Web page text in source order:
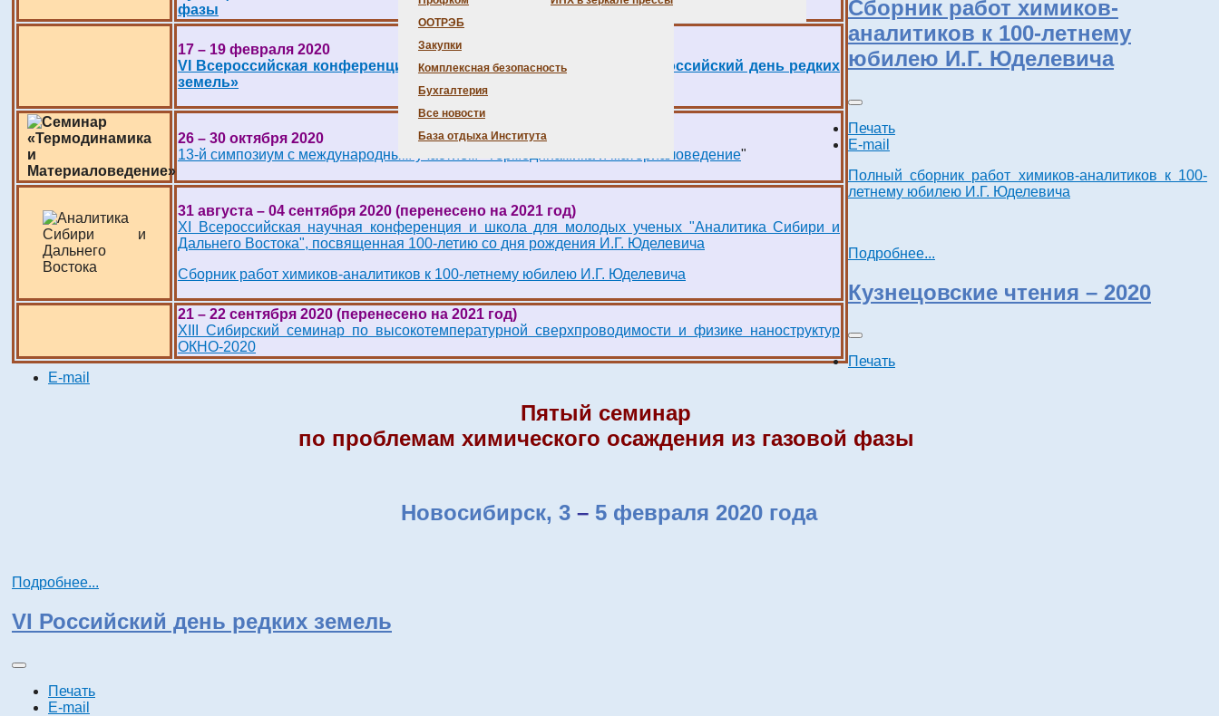
ООТРЭБ
Закупки
Комплексная безопасность
Бухгалтерия
Все новости
База отдыха Института
фазы
17 – 19 февраля 2020
VI Всероссийская конференция с международным участием «VI Российский день редких
земель»
26 – 30 октября 2020
13-й симпозиум с международным участием "Термодинамика и материаловедение"
31 августа – 04 сентября 2020 (перенесено на 2021 год)
XI Всероссийская научная конференция и школа для молодых ученых "Аналитика Сибири и
Дальнего Востока", посвященная 100-летию со дня рождения И.Г. Юделевича
Сборник работ химиков-аналитиков к 100-летнему юбилею И.Г. Юделевича
21 – 22 сентября 2020 (перенесено на 2021 год)
XIII Сибирский семинар по высокотемпературной сверхпроводимости и физике наноструктур
ОКНО-2020
Сборник работ химиков-
аналитиков к 100-летнему
юбилею И.Г. Юделевича
Печать
E-mail
Полный сборник работ химиков-аналитиков к 100-
летнему юбилею И.Г. Юделевича
Подробнее...
Кузнецовские чтения – 2020
Печать
E-mail
Пятый семинар
по проблемам химического осаждения из газовой фазы
Новосибирск, 3– 5 февраля 2020 года
Подробнее...
VI Российский день редких земель
Печать
E-mail